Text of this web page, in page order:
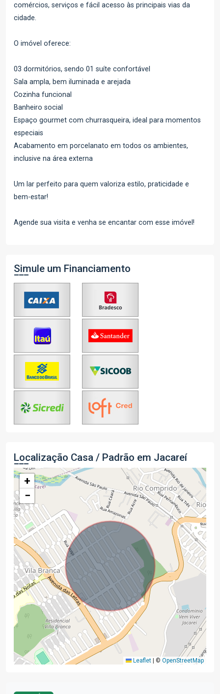
comércios, serviços e fácil acesso às principais vias da
cidade.
O imóvel oferece:
03 dormitórios, sendo 01 suíte confortável
Sala ampla, bem iluminada e arejada
Cozinha funcional
Banheiro social
Espaço gourmet com churrasqueira, ideal para momentos
especiais
Acabamento em porcelanato em todos os ambientes,
inclusive na área externa
Um lar perfeito para quem valoriza estilo, praticidade e
bem-estar!
Agende sua visita e venha se encantar com esse imóvel!
Simule um Financiamento
Localização Casa / Padrão em Jacareí
+
−
Leaflet | © OpenStreetMap